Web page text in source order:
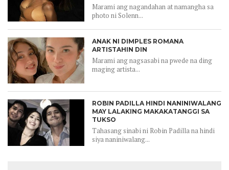
Marami ang nagandahan at namangha sa
photo ni Solenn...
ANAK NI DIMPLES ROMANA
ARTISTAHIN DIN
Marami ang nagsasabi na pwede na ding
maging artista...
ROBIN PADILLA HINDI NANINIWALANG
MAY LALAKING MAKAKATANGGI SA
TUKSO
Tahasang sinabi ni Robin Padilla na hindi
siya naniniwalang...